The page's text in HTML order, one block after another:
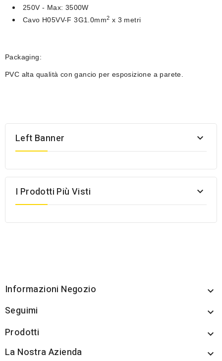
250V - Max: 3500W
Cavo H05VV-F 3G1.0mm2 x 3 metri
Packaging:
PVC alta qualità con gancio per esposizione a parete.
Left Banner 
I Prodotti Più Visti 
Informazioni Negozio 
Seguimi 
Prodotti 
La Nostra Azienda 